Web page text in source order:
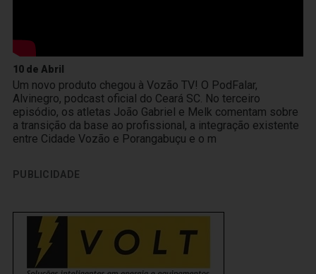
10 de Abril
Um novo produto chegou à Vozão TV! O PodFalar,
Alvinegro, podcast oficial do Ceará SC. No terceiro
episódio, os atletas João Gabriel e Melk comentam sobre
a transição da base ao profissional, a integração existente
entre Cidade Vozão e Porangabuçu e o m
PUBLICIDADE